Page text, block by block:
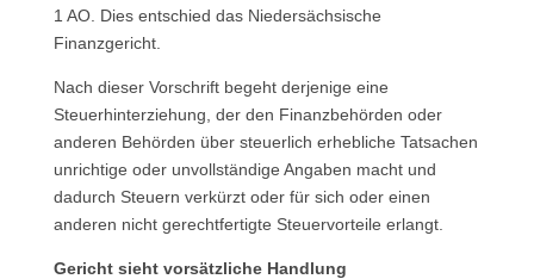
1 AO. Dies entschied das Niedersächsische
Finanzgericht.
Nach dieser Vorschrift begeht derjenige eine
Steuerhinterziehung, der den Finanzbehörden oder
anderen Behörden über steuerlich erhebliche Tatsachen
unrichtige oder unvollständige Angaben macht und
dadurch Steuern verkürzt oder für sich oder einen
anderen nicht gerechtfertigte Steuervorteile erlangt.
Gericht sieht vorsätzliche Handlung